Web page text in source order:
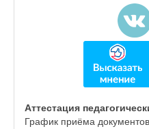
Аттестация
График приёма документов